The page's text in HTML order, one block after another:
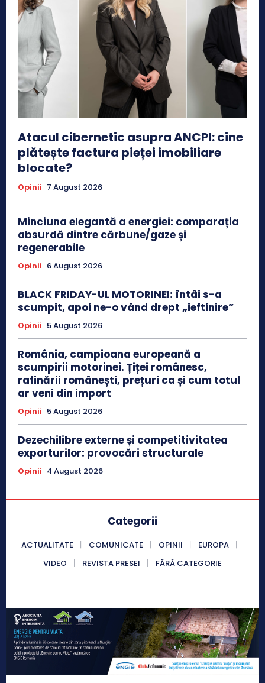
Atacul cibernetic asupra ANCPI: cine
plătește factura pieței imobiliare
blocate?
Opinii 7 August 2026
Minciuna elegantă a energiei: comparația
absurdă dintre cărbune/gaze și
regenerabile
Opinii 6 August 2026
BLACK FRIDAY-UL MOTORINEI: întâi s-a
scumpit, apoi ne-o vând drept „ieftinire”
Opinii 5 August 2026
România, campioana europeană a
scumpirii motorinei. Țiței românesc,
rafinării românești, prețuri ca și cum totul
ar veni din import
Opinii 5 August 2026
Dezechilibre externe și competitivitatea
exporturilor: provocări structurale
Opinii 4 August 2026
Categorii
ACTUALITATE COMUNICATE OPINII
EUROPA
VIDEO
REVISTA PRESEI FĂRĂ CATEGORIE